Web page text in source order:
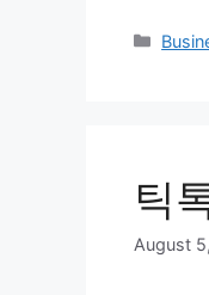
틱
August